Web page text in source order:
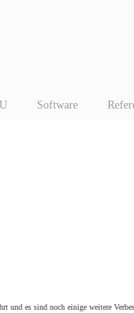
Software
und es sind noch einige weitere